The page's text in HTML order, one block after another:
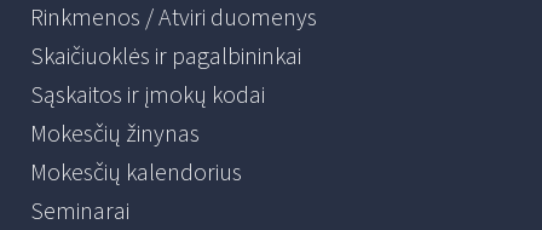
Rinkmenos / Atviri duomenys
Skaičiuoklės ir pagalbininkai
Sąskaitos ir įmokų kodai
Mokesčių žinynas
Mokesčių kalendorius
Seminarai